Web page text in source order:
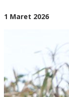
1 Maret 2026oleh